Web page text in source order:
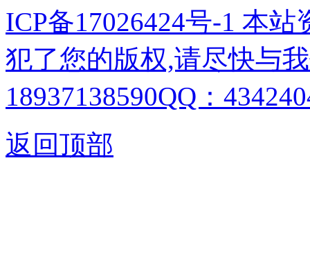
ICP备17026424号-1 本
犯了您的版权,请尽快与
18937138590QQ：
返回顶部